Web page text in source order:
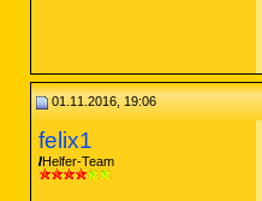
01.11.2016, 19:06
felix1
Helfer-Team